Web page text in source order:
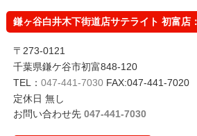
鎌ヶ谷白井木下街道店サテライト 初富店
〒273-0121
千葉県鎌ケ谷市初富848-120
TEL： 047-441-7030FAX:047-441-7020
定休日 無し
お問い合わせ先 047-441-7030